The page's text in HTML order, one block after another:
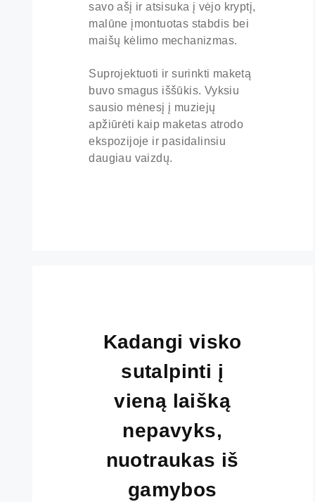
savo ašį ir atsisuka į vėjo kryptį,
malūne įmontuotas stabdis bei
maišų kėlimo mechanizmas.
Suprojektuoti ir surinkti maketą
buvo smagus iššūkis. Vyksiu
sausio mėnesį į muziejų
apžiūrėti kaip maketas atrodo
ekspozijoje ir pasidalinsiu
daugiau vaizdų.
Kadangi visko
sutalpinti į
vieną laišką
nepavyks,
nuotraukas iš
gamybos